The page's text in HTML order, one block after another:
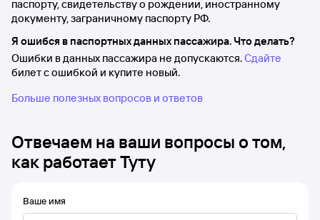
паспорту, свидетельству о рождении, иностранному
документу, заграничному паспорту РФ.
Я ошибся в паспортных данных пассажира. Что делать?
Ошибки в данных пассажира не допускаются.Сдайте
билет с ошибкой и купите новый.
Больше полезных вопросов и ответов
Отвечаем на ваши вопросы о том,
как работает Туту
Ваше имя